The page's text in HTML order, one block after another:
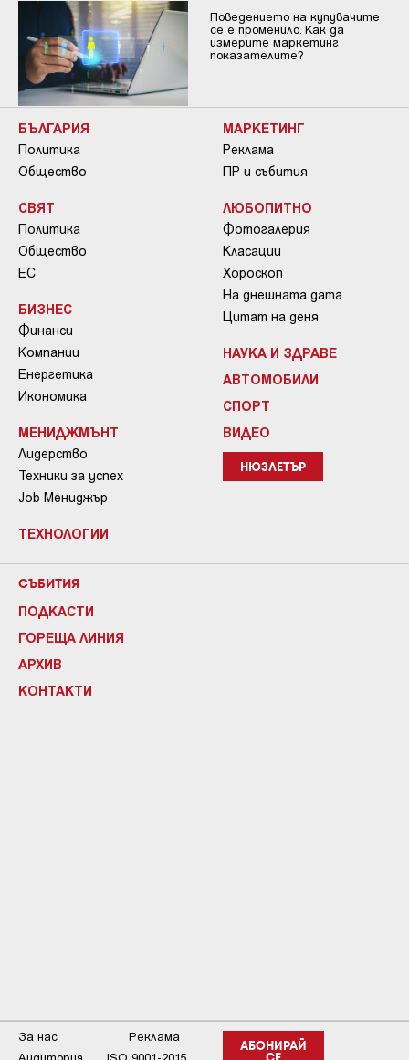
Поведението на купувачите
се е променило. Как да
измерите маркетинг
показателите?
БЪЛГАРИЯ
Политика
Общество
СВЯТ
Политика
Общество
ЕС
БИЗНЕС
Финанси
Компании
Енергетика
Икономика
МЕНИДЖМЪНТ
Лидерство
Техники за успех
Job Мениджър
ТЕХНОЛОГИИ
МАРКЕТИНГ
Реклама
ПР и събития
ЛЮБОПИТНО
Фотогалерия
Класации
Хороскоп
На днешната дата
Цитат на деня
НАУКА И ЗДРАВЕ
АВТОМОБИЛИ
СПОРТ
ВИДЕО
НЮЗЛЕТЪР
СЪБИТИЯ
ПОДКАСТИ
ГОРЕЩА ЛИНИЯ
АРХИВ
КОНТАКТИ
АБОНИРАЙ
За нас
Реклама